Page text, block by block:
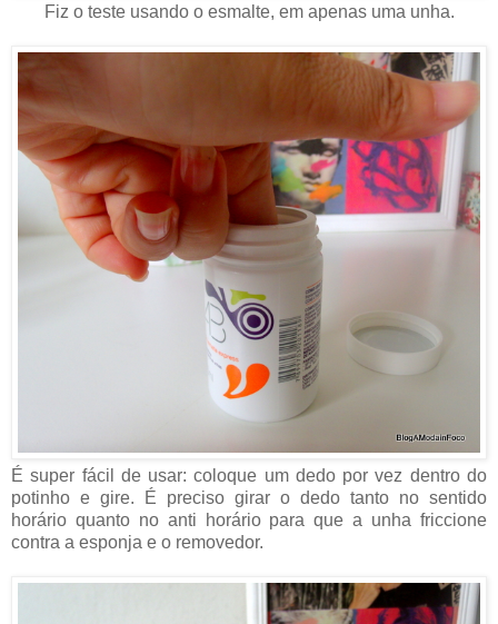
Fiz o teste usando o esmalte, em apenas uma unha.
É super fácil de usar: coloque um dedo por vez dentro do
potinho e gire. É preciso girar o dedo tanto no sentido
horário quanto no anti horário para que a unha friccione
contra a esponja e o removedor.